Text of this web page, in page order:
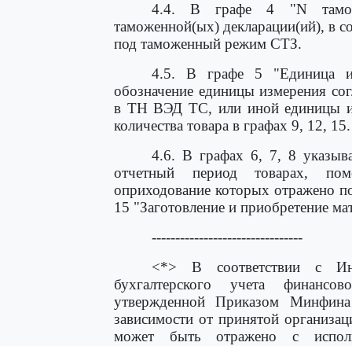
4.4. В графе 4 "N
таможенной(ых) декларации(ий), в
под таможенный режим СТЗ.
4.5. В графе 5 "Единица
обозначение единицы измерения
в ТН ВЭД ТС, или иной единицы
количества товара в графах 9, 12, 15.
4.6. В графах 6, 7, 8
отчетный период товарах,
оприходование которых отражено
15 "Заготовление и приобретение
--------------------------------
<*> В соответствии с
бухгалтерского учета
утвержденной Приказом
зависимости от принятой
может быть отражено с